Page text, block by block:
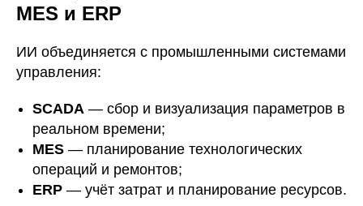
MES и ERP
ИИ объединяется с промышленными системами
управления:
SCADA — сбор и визуализация параметров в
реальном времени;
MES — планирование технологических
операций и ремонтов;
ERP — учёт затрат и планирование ресурсов.